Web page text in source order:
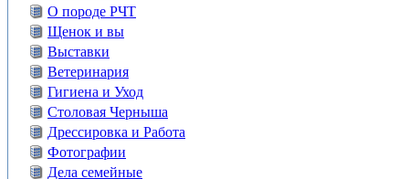
О породе РЧТ
Щенок и вы
Выставки
Ветеринария
Гигиена и Уход
Столовая Черныша
Дрессировка и Работа
Фотографии
Дела семейные